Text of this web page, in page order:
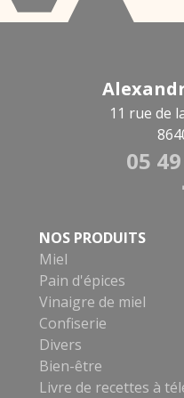
11 rue de
05
NOS PRODUITS
Miel
Pain d'épices
Vinaigre de miel
Confiserie
Divers
Bien-être
Livre de recettes à